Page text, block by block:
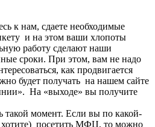
к нам, сдаете необходимые
и на этом ваши хлопоты
работу сделают наши
сроки. При этом, вам не надо
как продвигается
будет получать на нашем сайте
На «выходе» вы получите
такой момент. Если вы по какой-
посетить МФЦ, то можно